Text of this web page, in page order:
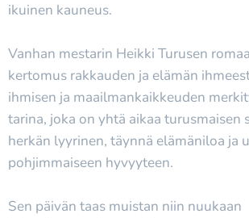
ikuinen kauneus.
Vanhan mestarin Heikki Turusen
kertomus rakkauden ja elämän
ihmisen ja maailmankaikkeuden
tarina, joka on yhtä aikaa turusmaisen
herkän lyyrinen, täynnä elämäniloa ja
pohjimmaiseen hyvyyteen.
Sen päivän taas muistan niin nuukaan